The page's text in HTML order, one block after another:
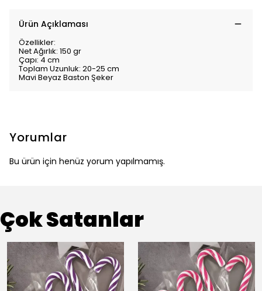
Ürün Açıklaması
Özellikler:
Net Ağırlık: 150 gr
Çapı: 4 cm
Toplam Uzunluk: 20-25 cm
Mavi Beyaz Baston Şeker
Yorumlar
Bu ürün için henüz yorum yapılmamış.
Çok Satanlar